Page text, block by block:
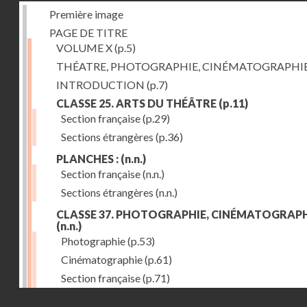
Première image
PAGE DE TITRE
VOLUME X(p.5)
THÉATRE, PHOTOGRAPHIE,
INTRODUCTION (p.7)
CLASSE 25. ARTS DU THÉÂTRE (p.11)
Section française(p.29)
Sections étrangères (p.36)
PLANCHES : (n.n.)
Section française(n.n.)
Sections étrangères (n.n.)
CLASSE 37. PHOTOGRAPHIE,
(n.n.)
Photographie(p.53)
Cinématographie(p.61)
Section française(p.71)